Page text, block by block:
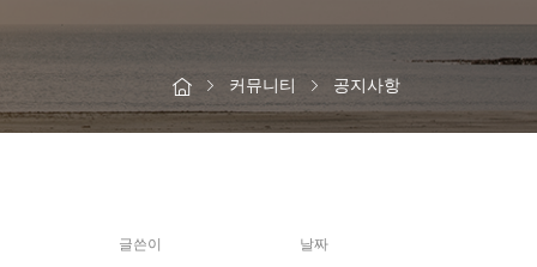
커뮤니티 공지사항
글쓴이 날짜